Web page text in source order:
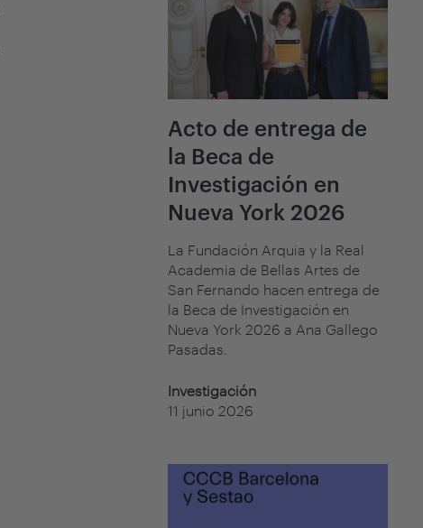
Acto de entrega de
la Beca de
Investigación en
Nueva York 2026
La Fundación Arquia y la Real
Academia de Bellas Artes de
San Fernando hacen entrega de
la Beca de Investigación en
Nueva York 2026 a Ana Gallego
Pasadas.
Investigación
11 junio 2026